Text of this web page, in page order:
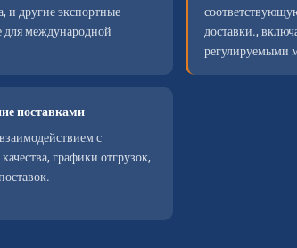
и другие экспортные
для международной
доставки.,
регулируемыми
поставками
с
графики отгрузок,